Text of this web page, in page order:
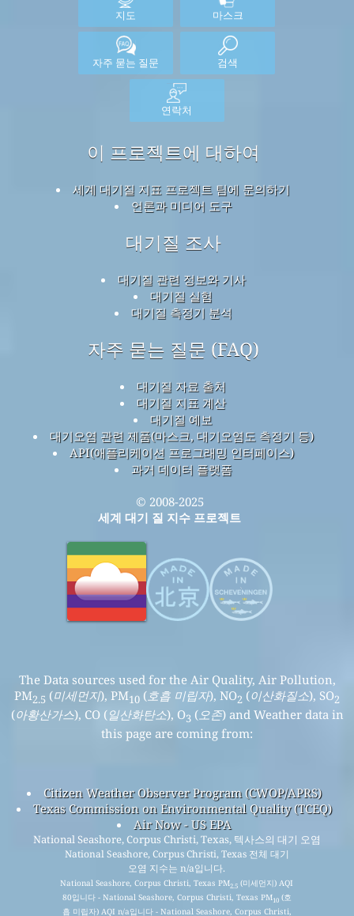
지도 마스크
자주 묻는 질문 검색
연락처
이 프로젝트에 대하여
세계 대기질 지표 프로젝트 팀에 문의하기
언론과 미디어 도구
대기질 조사
대기질 관련 정보와 기사
대기질 실험
대기질 측정기 분석
자주 묻는 질문 (FAQ)
대기질 자료 출처
대기질 지표 계산
대기질 예보
대기오염 관련 제품(마스크, 대기오염도 측정기 등)
API(애플리케이션 프로그래밍 인터페이스)
과거 데이터 플랫폼
© 2008-2025
세계 대기 질 지수 프로젝트
The Data sources used for the Air Quality, Air Pollution,
PM2.5 (미세먼지), PM10 ( 호흡 미립자), NO2 (이산화질소), SO2
(아황산가스), CO (일산화탄소), O3 (오존) and Weather data in
this page are coming from:
Citizen Weather Observer Program (CWOP/APRS)
Texas Commission on Environmental Quality (TCEQ)
Air Now - US EPA
National Seashore, Corpus Christi, Texas, 텍사스의 대기 오염
National Seashore, Corpus Christi, Texas 전체 대기
오염 지수는 n/a입니다.
National Seashore, Corpus Christi, Texas PM2.5 (미세먼지) AQI
80입니다 - National Seashore, Corpus Christi, Texas PM10(호
흡 미립자) AQI n/a입니다 - National Seashore, Corpus Christi,